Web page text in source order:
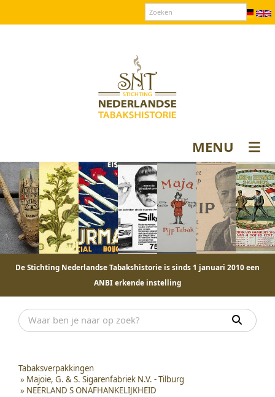
MENU
De Stichting Nederlandse Tabakshistorie is sinds 1 januari 2010 een
ANBI erkende instelling
Tabaksverpakkingen
» Majoie, G. & S. Sigarenfabriek N.V. - Tilburg
» NEERLAND S ONAFHANKELIJKHEID